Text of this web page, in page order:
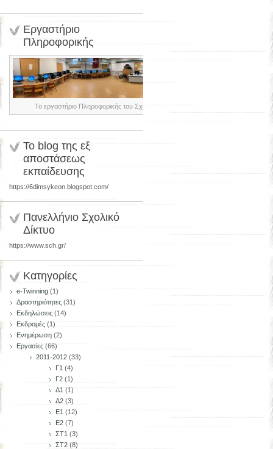
Εργαστήριο
Πληροφορικής
Το εργαστήριο Πληροφορικής του Σχολείου μας
Το blog της εξ
αποστάσεως
εκπαίδευσης
https://6dimsykeon.blogspot.com/
Πανελλήνιο Σχολικό
Δίκτυο
https://www.sch.gr/
Κατηγορίες
e-Twinning (1)
Δραστηριότητες (31)
Εκδηλώσεις (14)
Εκδρομές (1)
Ενημέρωση (2)
Εργασίες (66)
2011-2012 (33)
Γ1 (4)
Γ2 (1)
Δ1 (1)
Δ2 (3)
Ε1 (12)
Ε2 (7)
ΣΤ1 (3)
ΣΤ2 (8)